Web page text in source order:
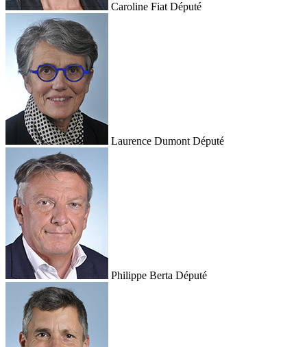
Caroline Fiat Député
Laurence Dumont Député
Philippe Berta Député